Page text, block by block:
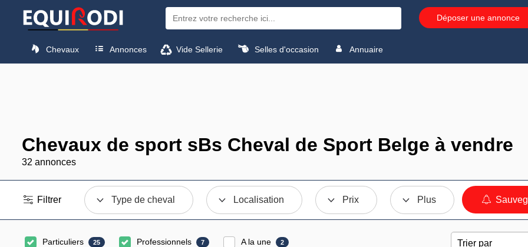
Déposer une annonce
Chevaux Annonces Vide Sellerie Selles d'occasion Annuaire
Chevaux de sport sBs Cheval de Sport Belge à vendre
32 annonces
Filtrer Type de cheval Localisation Prix Plus
Particuliers 25 Professionnels 7 A la une 2